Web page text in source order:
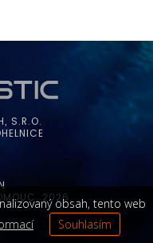
S.R.O.
2026obsah, tento web
Souhlasím